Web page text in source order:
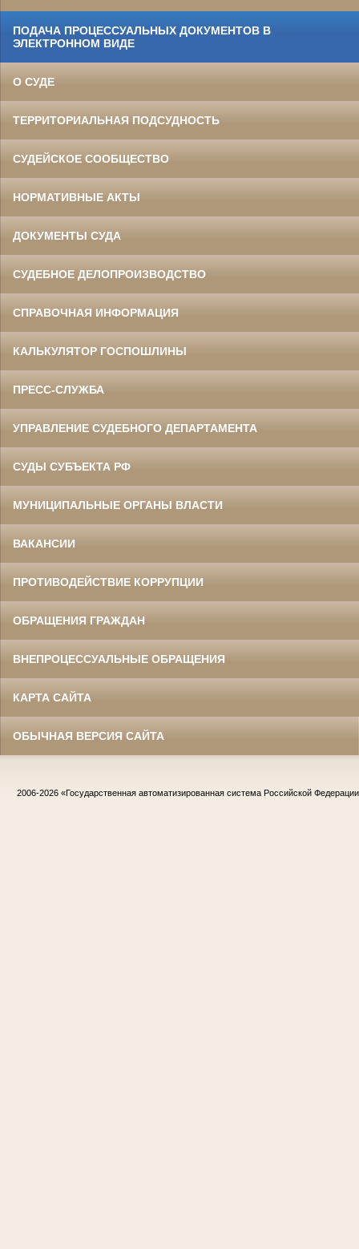
ПОДАЧА ПРОЦЕССУАЛЬНЫХ ДОКУМЕНТОВ В
ЭЛЕКТРОННОМ ВИДЕ
О СУДЕ
ТЕРРИТОРИАЛЬНАЯ ПОДСУДНОСТЬ
СУДЕЙСКОЕ СООБЩЕСТВО
НОРМАТИВНЫЕ АКТЫ
ДОКУМЕНТЫ СУДА
СУДЕБНОЕ ДЕЛОПРОИЗВОДСТВО
СПРАВОЧНАЯ ИНФОРМАЦИЯ
КАЛЬКУЛЯТОР ГОСПОШЛИНЫ
ПРЕСС-СЛУЖБА
УПРАВЛЕНИЕ СУДЕБНОГО ДЕПАРТАМЕНТА
СУДЫ СУБЪЕКТА РФ
МУНИЦИПАЛЬНЫЕ ОРГАНЫ ВЛАСТИ
ВАКАНСИИ
ПРОТИВОДЕЙСТВИЕ КОРРУПЦИИ
ОБРАЩЕНИЯ ГРАЖДАН
ВНЕПРОЦЕССУАЛЬНЫЕ ОБРАЩЕНИЯ
КАРТА САЙТА
ОБЫЧНАЯ ВЕРСИЯ САЙТА
2006-2026 «Государственная автоматизированная система Российской